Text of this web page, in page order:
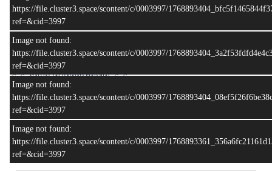
https://file.cluster3.space/scontent/c/0003997/
ref=&cid=3997
Image not found:
https://file.cluster3.space/scontent/c/0003997/
ref=&cid=3997
Image not found:
https://file.cluster3.space/scontent/c/0003997/
ref=&cid=3997
Image not found:
https://file.cluster3.space/scontent/c/0003997/
ref=&cid=3997
🌟 ฟรีดาวน์
📅 ผ่อนขั้นต่ำ (84 งวด) 28,442 บาท
อัพเดท: 14:20:51 16/04/2026
📌📌 สอบถามข้อมูลเพิ่มเติม 📌📌
• Tel : 080-998-9249, 084-269-9324
• Line :@hoc.pk
สเปครถ